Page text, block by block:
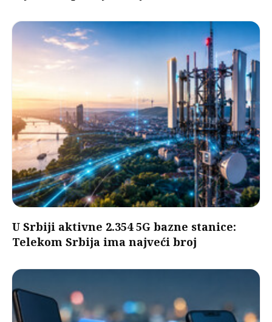
U Srbiji aktivne 2.354 5G bazne stanice:
Telekom Srbija ima najveći broj